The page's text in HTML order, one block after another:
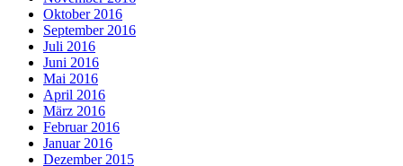
Oktober 2016
September 2016
Juli 2016
Juni 2016
Mai 2016
April 2016
März 2016
Februar 2016
Januar 2016
Dezember 2015